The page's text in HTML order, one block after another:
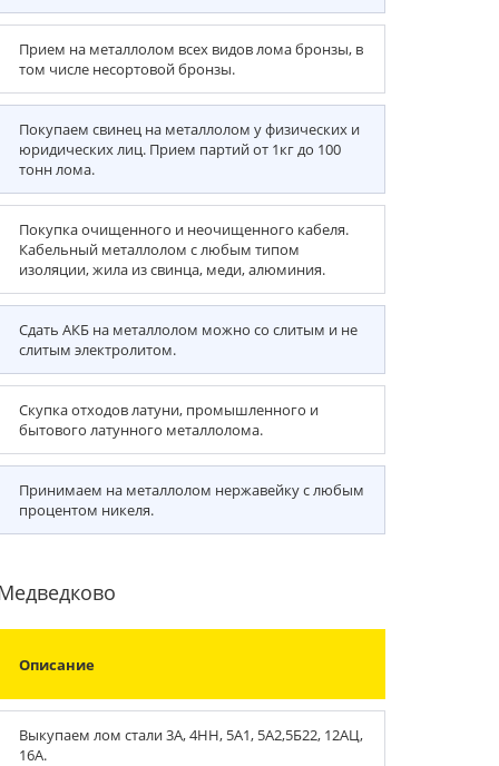
Прием на металлолом всех видов лома бронзы, в
том числе несортовой бронзы.
Покупаем свинец на металлолом у физических и
юридических лиц. Прием партий от 1кг до 100
тонн лома.
Покупка очищенного и неочищенного кабеля.
Кабельный металлолом с любым типом
изоляции, жила из свинца, меди, алюминия.
Сдать АКБ на металлолом можно со слитым и не
слитым электролитом.
Скупка отходов латуни, промышленного и
бытового латунного металлолома.
Принимаем на металлолом нержавейку с любым
процентом никеля.
Описание
Выкупаем лом стали 3А, 4НН, 5А1, 5А2,5Б22, 12АЦ,
16А.